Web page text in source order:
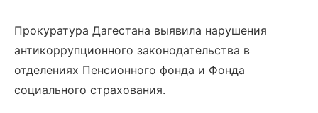
Прокуратура Дагестана выявила нарушения
антикоррупционного законодательства в
отделениях Пенсионного фонда и Фонда
социального страхования.